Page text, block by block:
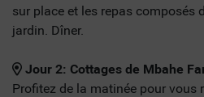
sur place et les repas composés
jardin. Dîner.
Jour 2: Cottages de Mbahe
Profitez de la matinée pour vous